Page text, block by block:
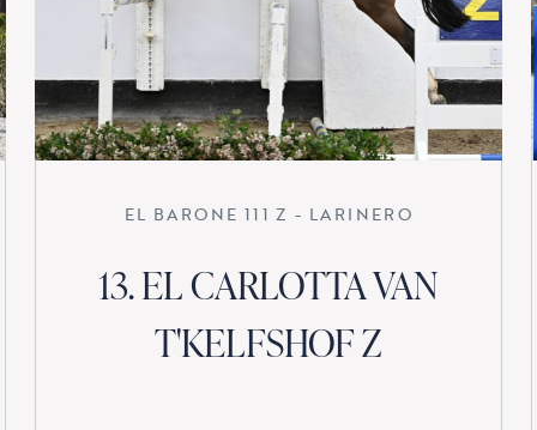
EL BARONE 111 Z - LARINERO
13. EL CARLOTTA VAN
T'KELFSHOF Z